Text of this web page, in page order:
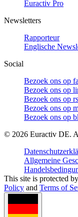
Euractiv Pro
Newsletters
Rapporteur
Englische
Social
Bezoek ons op
Bezoek ons op
Bezoek ons op
Bezoek ons op
Bezoek ons op
© 2026 Euractiv DE.
Allgemeine
This site is protected
Policy and Terms of